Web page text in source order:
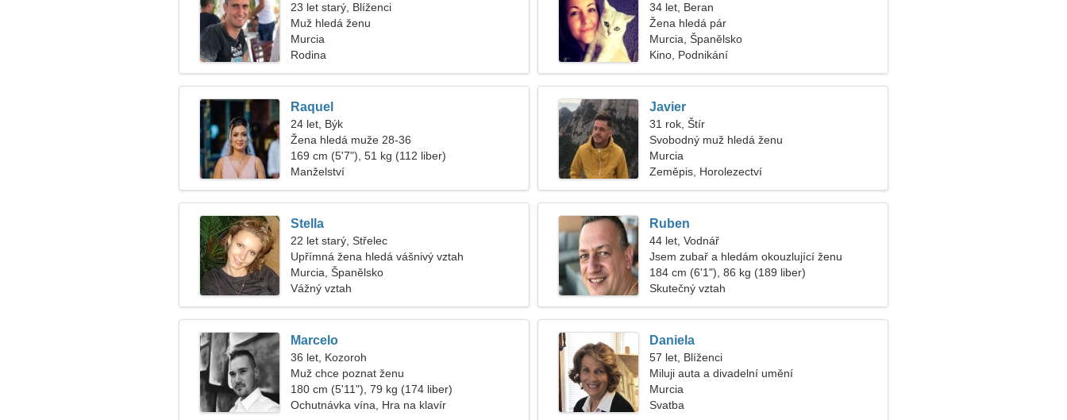
23 let starý, Blíženci
Muž hledá ženu
Murcia
Rodina
34 let, Beran
Žena hledá pár
Murcia, Španělsko
Kino, Podnikání
Raquel
24 let, Býk
Žena hledá muže 28-36
169 cm (5'7"), 51 kg (112 liber)
Manželství
Javier
31 rok, Štír
Svobodný muž hledá ženu
Murcia
Zeměpis, Horolezectví
Stella
22 let starý, Střelec
Upřímná žena hledá vášnivý vztah
Murcia, Španělsko
Vážný vztah
Ruben
44 let, Vodnář
Jsem zubař a hledám okouzlující ženu
184 cm (6'1"), 86 kg (189 liber)
Skutečný vztah
Marcelo
36 let, Kozoroh
Muž chce poznat ženu
180 cm (5'11"), 79 kg (174 liber)
Ochutnávka vína, Hra na klavír
Daniela
57 let, Blíženci
Miluji auta a divadelní umění
Murcia
Svatba